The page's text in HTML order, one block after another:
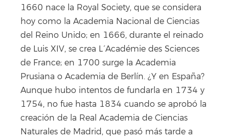
1660 nace la Royal Society, que se considera
hoy como la Academia Nacional de Ciencias
del Reino Unido; en 1666, durante el reinado
de Luis XIV, se crea L ́Académie des Sciences
de France; en 1700 surge la Academia
Prusiana o Academia de Berlín. ¿Y en España?
Aunque hubo intentos de fundarla en 1734 y
1754, no fue hasta 1834 cuando se aprobó la
creación de la Real Academia de Ciencias
Naturales de Madrid, que pasó más tarde a